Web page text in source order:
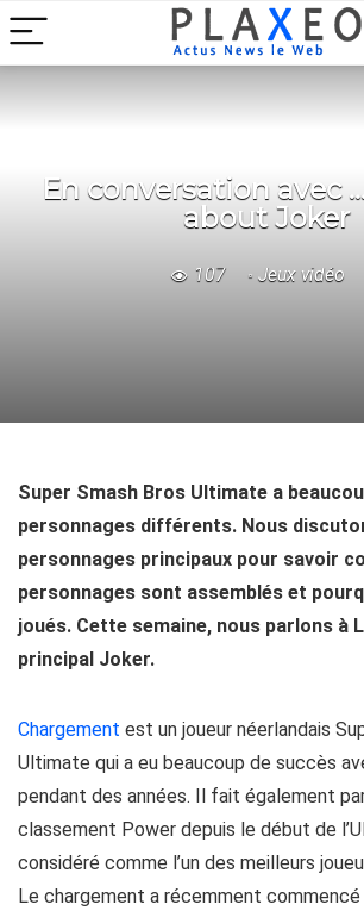
En conversation avec
about Joker
107 Jeux vidéo
Super Smash Bros Ultimate a
personnages différents. Nous
personnages principaux pour savoir
personnages sont assemblés et
joués. Cette semaine, nous parlons à
principal Joker.
Chargement est un joueur néerlandais
Ultimate qui a eu beaucoup de succès
pendant des années. Il fait également
classement Power depuis le début de
considéré comme l’un des meilleurs
Le chargement a récemment commencé